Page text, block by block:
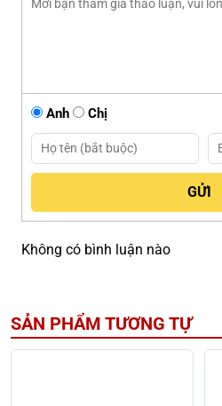
Anh Chị
Không có bình luận nào
SẢN PHẨM TƯƠNG TỰ